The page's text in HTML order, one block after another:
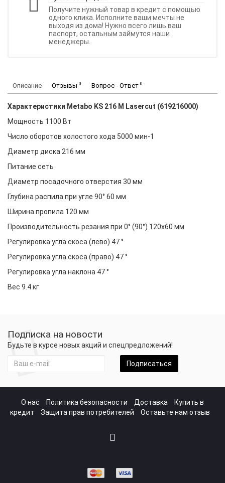
Получите нужный товар в кредит с помощью
одного клика. Исполните ваши мечты не
выходя из дома! Нужно всего лишь ваш
паспорт, остальным займутся наши
менеджеры.
Описание Отзывы 0 Вопрос - Ответ 0
Характеристики Metabo KS 216 M Lasercut (619216000)
Мощность 1100 Вт
Число оборотов холостого хода 5000 мин-1
Диаметр диска 216 мм
Питание сеть
Диаметр посадочного отверстия 30 мм
Глубина распила при угле 90° 60 мм
Ширина пропила 120 мм
Производительность резания при 0° (90°) 120x60 мм
Регулировка угла скоса (лево) 47 °
Регулировка угла скоса (право) 47 °
Регулировка угла наклона 47 °
Вес 9.4 кг
Подписка на новости
Будьте в курсе новых акций и спецпредложений!
Подписаться
О нас Политика безопасности Доставка
Купить в
кредит
Защита прав потребителей Оставьте нам отзыв